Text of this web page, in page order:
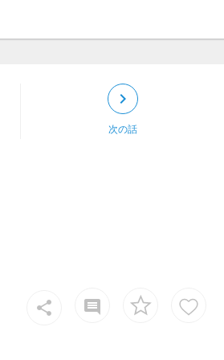
keyboard_arrow_right
次の話
share insert_comment